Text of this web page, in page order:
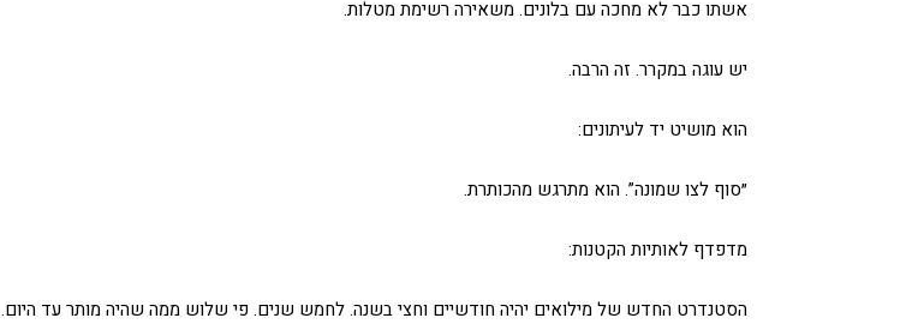
אשתו כבר לא מחכה עם בלונים. משאירה רשימת מטלות.
יש עוגה במקרר. זה הרבה.
הוא מושיט יד לעיתונים:
״סוף לצו שמונה”. הוא מתרגש מהכותרת.
מדפדף לאותיות הקטנות:
הסטנדרט החדש של מילואים יהיה חודשיים וחצי בשנה. לחמש שנים. פי שלוש ממה שהיה מותר עד היום.